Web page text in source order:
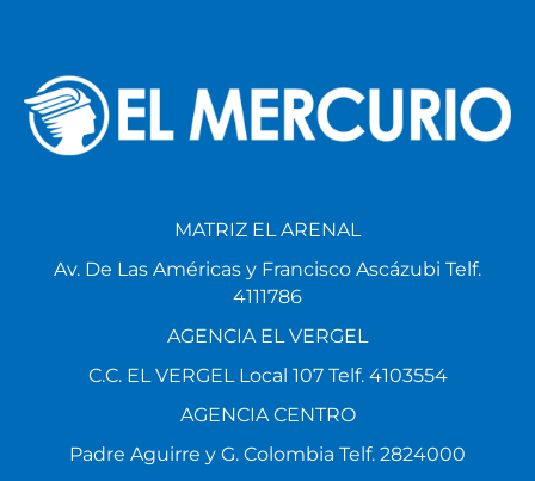
MATRIZ EL ARENAL
Av. De Las Américas y Francisco Ascázubi Telf.
4111786
AGENCIA EL VERGEL
C.C. EL VERGEL Local 107 Telf. 4103554
AGENCIA CENTRO
Padre Aguirre y G. Colombia Telf. 2824000